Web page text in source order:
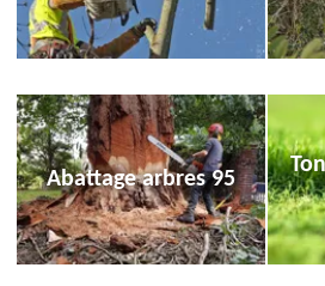
Abattage arbres 95